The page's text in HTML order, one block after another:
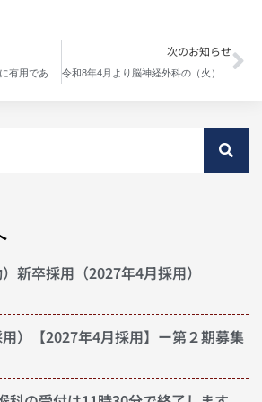
次のお知らせ
新卒採用（2027年4月採用）
）【2027年4月採用】ー第２期募集